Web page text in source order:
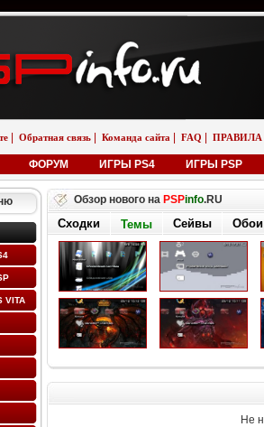
Обратная связь Команда сайта FAQ ПРАВИЛА
ФОРУМ ИГРЫ PS4 ИГРЫ PSP
Обзор нового на PSPinfo.RU
Сходки Темы Сейвы Обои
Не